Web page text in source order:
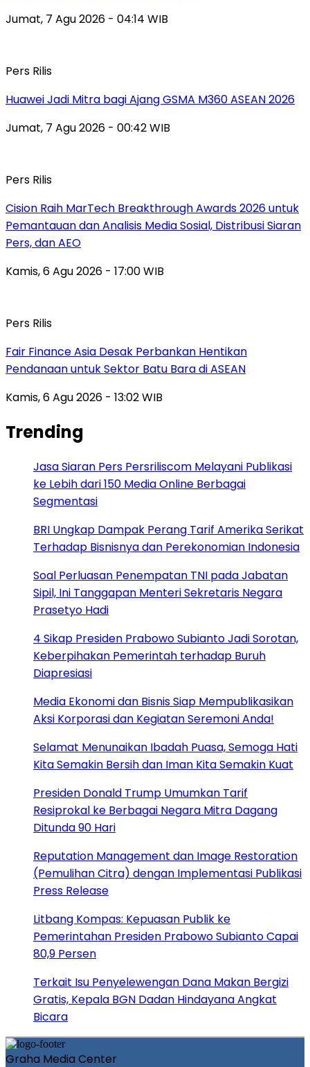
Jumat, 7 Agu 2026 - 04:14 WIB
Pers Rilis
Huawei Jadi Mitra bagi Ajang GSMA M360 ASEAN 2026
Jumat, 7 Agu 2026 - 00:42 WIB
Pers Rilis
Cision Raih MarTech Breakthrough Awards 2026 untuk
Pemantauan dan Analisis Media Sosial, Distribusi Siaran
Pers, dan AEO
Kamis, 6 Agu 2026 - 17:00 WIB
Pers Rilis
Fair Finance Asia Desak Perbankan Hentikan
Pendanaan untuk Sektor Batu Bara di ASEAN
Kamis, 6 Agu 2026 - 13:02 WIB
Trending
Jasa Siaran Pers Persriliscom Melayani Publikasi
ke Lebih dari 150 Media Online Berbagai
Segmentasi
BRI Ungkap Dampak Perang Tarif Amerika Serikat
Terhadap Bisnisnya dan Perekonomian Indonesia
Soal Perluasan Penempatan TNI pada Jabatan
Sipil, Ini Tanggapan Menteri Sekretaris Negara
Prasetyo Hadi
4 Sikap Presiden Prabowo Subianto Jadi Sorotan,
Keberpihakan Pemerintah terhadap Buruh
Diapresiasi
Media Ekonomi dan Bisnis Siap Mempublikasikan
Aksi Korporasi dan Kegiatan Seremoni Anda!
Selamat Menunaikan Ibadah Puasa, Semoga Hati
Kita Semakin Bersih dan Iman Kita Semakin Kuat
Presiden Donald Trump Umumkan Tarif
Resiprokal ke Berbagai Negara Mitra Dagang
Ditunda 90 Hari
Reputation Management dan Image Restoration
(Pemulihan Citra) dengan Implementasi Publikasi
Press Release
Litbang Kompas: Kepuasan Publik ke
Pemerintahan Presiden Prabowo Subianto Capai
80,9 Persen
Terkait Isu Penyelewengan Dana Makan Bergizi
Gratis, Kepala BGN Dadan Hindayana Angkat
Bicara
Graha Media Center